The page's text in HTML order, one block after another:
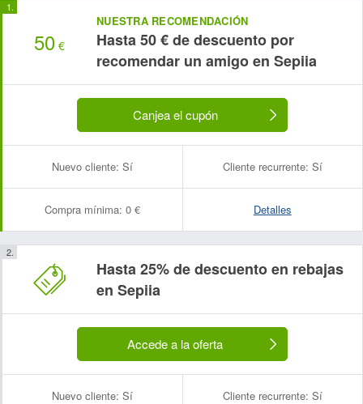
50€
NUESTRA RECOMENDACIÓN
Hasta 50 € de descuento por
recomendar un amigo en Sepiia
Canjea el cupón
Nuevo cliente: Sí Cliente recurrente: Sí
Compra mínima: 0 € Detalles
Hasta 25% de descuento en rebajas
en Sepiia
Accede a la oferta
Nuevo cliente: Sí Cliente recurrente: Sí